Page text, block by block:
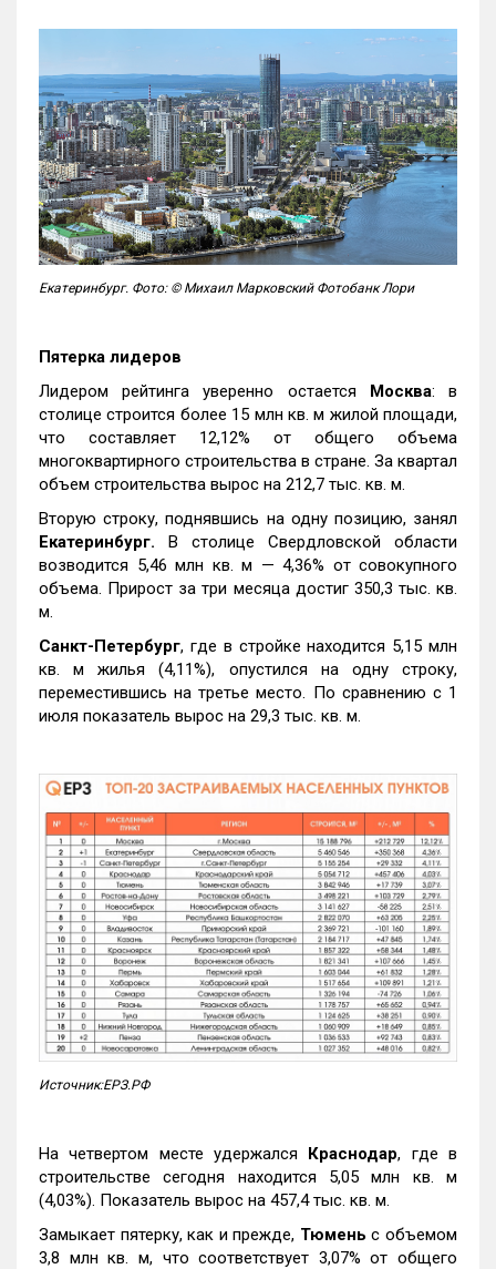
Екатеринбург. Фото: © Михаил Марковский Фотобанк Лори
Пятерка лидеров
Лидером рейтинга уверенно остается Москва: в
столице строится более 15 млн кв. м жилой площади,
что составляет 12,12% от общего объема
многоквартирного строительства в стране. За квартал
объем строительства вырос на 212,7 тыс. кв. м.
Вторую строку, поднявшись на одну позицию, занял
Екатеринбург. В столице Свердловской области
возводится 5,46 млн кв. м — 4,36% от совокупного
объема. Прирост за три месяца достиг 350,3 тыс. кв.
м.
Санкт-Петербург, где в стройке находится 5,15 млн
кв. м жилья (4,11%), опустился на одну строку,
переместившись на третье место. По сравнению с 1
июля показатель вырос на 29,3 тыс. кв. м.
Источник:ЕРЗ.РФ
На четвертом месте удержался Краснодар, где в
строительстве сегодня находится 5,05 млн кв. м
(4,03%). Показатель вырос на 457,4 тыс. кв. м.
Замыкает пятерку, как и прежде, Тюмень с объемом
3,8 млн кв. м, что соответствует 3,07% от общего